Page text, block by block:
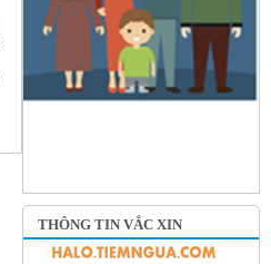
THÔNG TIN VẮC XIN